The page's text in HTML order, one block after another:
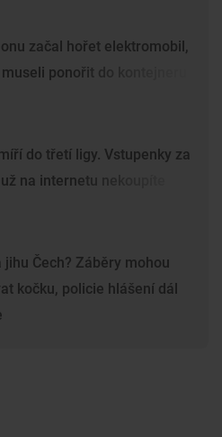
začal hořet elektromobil,
ponořit do kontejneru
do třetí ligy. Vstupenky za
na internetu nekoupíte
jihu Čech? Záběry mohou
kočku, policie hlášení dál